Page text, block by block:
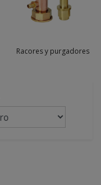
Racores y purgadores